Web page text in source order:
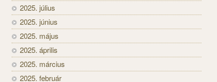
2025. július
2025. június
2025. május
2025. április
2025. március
2025. február